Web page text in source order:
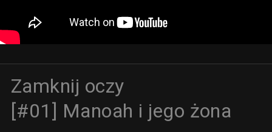
Zamknij oczy
[#01] Manoah i jego żona